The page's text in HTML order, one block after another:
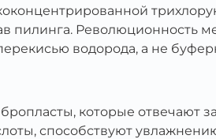
пилинга. Революционность
водорода, а не
которые отвечают
способствуют